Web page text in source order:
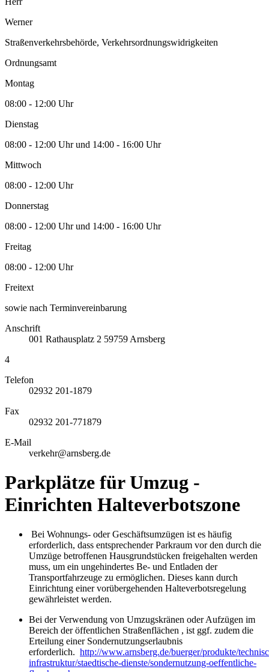
Werner
Straßenverkehrsbehörde, Verkehrsordnungswidrigkeiten
Ordnungsamt
Montag
08:00 - 12:00 Uhr
Dienstag
08:00 - 12:00 Uhr und 14:00 - 16:00 Uhr
Mittwoch
08:00 - 12:00 Uhr
Donnerstag
08:00 - 12:00 Uhr und 14:00 - 16:00 Uhr
Freitag
08:00 - 12:00 Uhr
Freitext
sowie nach Terminvereinbarung
Anschrift
001 Rathausplatz 2 59759 Arnsberg
4
Telefon
02932 201-1879
Fax
02932 201-771879
E-Mail
verkehr@arnsberg.de
Parkplätze für Umzug -
Einrichten Halteverbotszone
Bei Wohnungs- oder Geschäftsumzügen ist es häufig
erforderlich, dass entsprechender Parkraum vor den durch die
Umzüge betroffenen Hausgrundstücken freigehalten werden
muss, um ein ungehindertes Be- und Entladen der
Transportfahrzeuge zu ermöglichen. Dieses kann durch
Einrichtung einer vorübergehenden Halteverbotsregelung
gewährleistet werden.
Bei der Verwendung von Umzugskränen oder Aufzügen im
Bereich der öffentlichen Straßenflächen , ist ggf. zudem die
Erteilung einer Sondernutzungserlaubnis
erforderlich. http://www.arnsberg.de/buerger/produkte/
infrastruktur/staedtische-dienste/sondernutzung-oeffentliche-